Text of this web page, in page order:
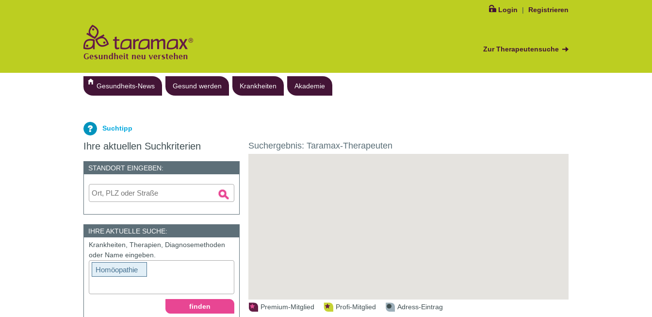
Login | Registrieren
Zur Therapeutensuche
Gesundheits-News Gesund werden Krankheiten Akademie
Suchtipp
Ihre aktuellen Suchkriterien
STANDORT EINGEBEN:
IHRE AKTUELLE SUCHE:
Krankheiten, Therapien, Diagnosemethoden
oder Name eingeben.
Homöopathie
Suchergebnis: Taramax-Therapeuten
Premium-Mitglied Profi-Mitglied Adress-Eintrag